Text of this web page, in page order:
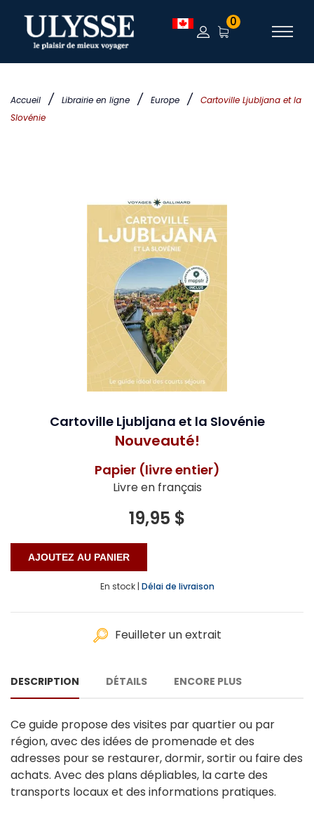
Accueil / Librairie en ligne / Europe /
Cartoville Ljubljana et la
Slovénie
0
Cartoville Ljubljana et la Slovénie
Nouveauté!
Papier (livre entier)
Livre en français
19,95 $
En stock | Délai de livraison
Feuilleter un extrait
DESCRIPTION DÉTAILS ENCORE PLUS
Ce guide propose des visites par quartier ou par
région, avec des idées de promenade et des
adresses pour se restaurer, dormir, sortir ou faire des
achats. Avec des plans dépliables, la carte des
transports locaux et des informations pratiques.